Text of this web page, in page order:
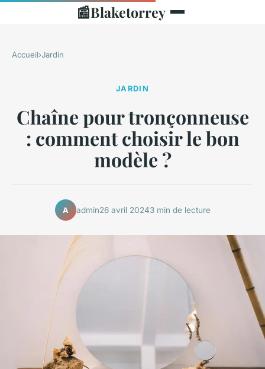
📰Blaketorrey
Accueil›Jardin
JARDIN
Chaîne pour tronçonneuse
: comment choisir le bon
modèle ?
A admin26 avril 20243 min de lecture